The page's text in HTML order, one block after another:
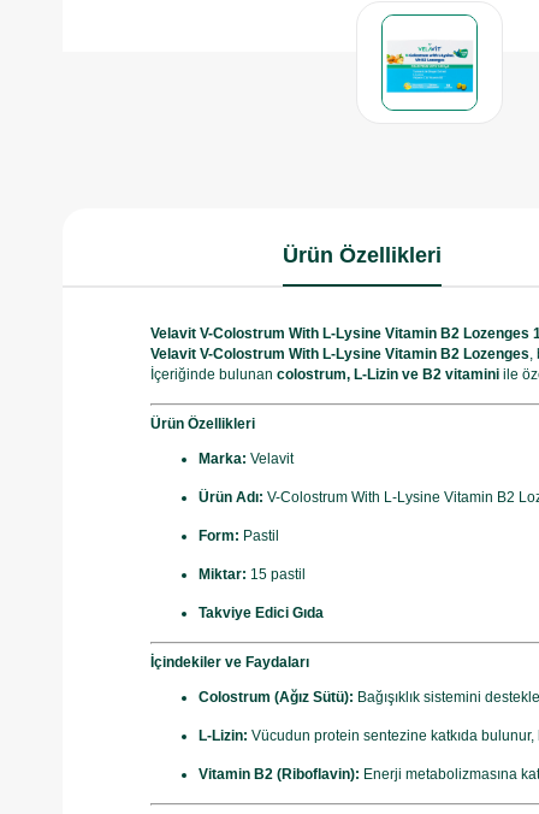
Ürün Özellikleri
Velavit V-Colostrum With L-Lysine Vitamin B2 Lozenges
Velavit V-Colostrum With L-Lysine Vitamin B2 Lozenges,
İçeriğinde bulunan colostrum, L-Lizin ve B2 vitamini ile
Ürün Özellikleri
Marka: Velavit
Ürün Adı: V-Colostrum With L-Lysine Vitamin B2
Form: Pastil
Miktar: 15 pastil
Takviye Edici Gıda
İçindekiler ve Faydaları
Colostrum (Ağız Sütü): Bağışıklık sistemini
L-Lizin: Vücudun protein sentezine katkıda bulunur,
Vitamin B2 (Riboflavin): Enerji metabolizmasına